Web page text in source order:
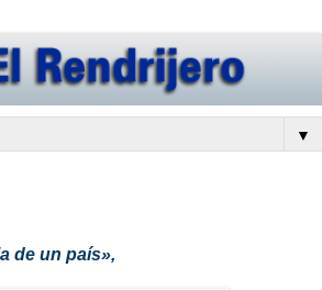
▼
de un país»,